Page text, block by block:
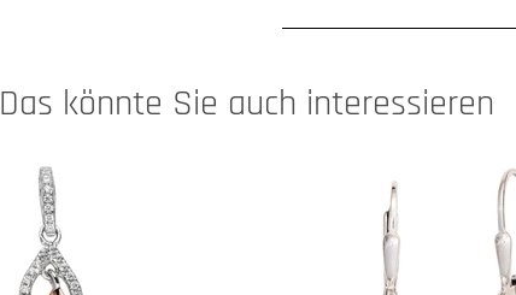
Das könnte Sie auch interessieren